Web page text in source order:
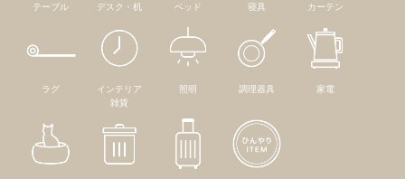
テーブル デスク・机 ベッド 寝具 カーテン
ラグ
インテリア
雑貨
照明 調理器具 家電